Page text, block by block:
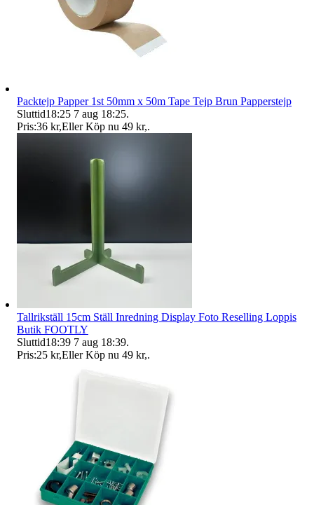
Packtejp Papper 1st 50mm x 50m Tape Tejp Brun Papperstejp
Sluttid18:25 7 aug 18:25.
Pris:36 kr,Eller Köp nu 49 kr,.
Tallrikställ 15cm Ställ Inredning Display Foto Reselling Loppis
Butik FOOTLY
Sluttid18:39 7 aug 18:39.
Pris:25 kr,Eller Köp nu 49 kr,.